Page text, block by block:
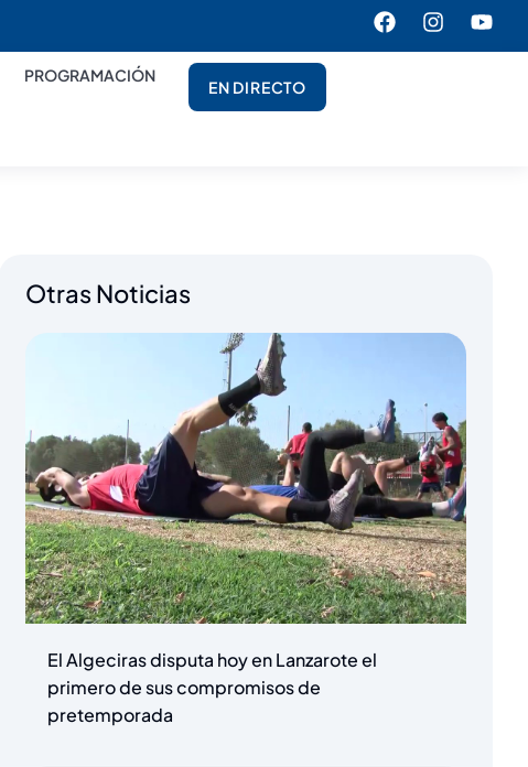
PROGRAMACIÓN
EN DIRECTO
Otras Noticias
El Algeciras disputa hoy en Lanzarote el
primero de sus compromisos de
pretemporada